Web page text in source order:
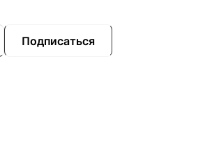
Подписаться